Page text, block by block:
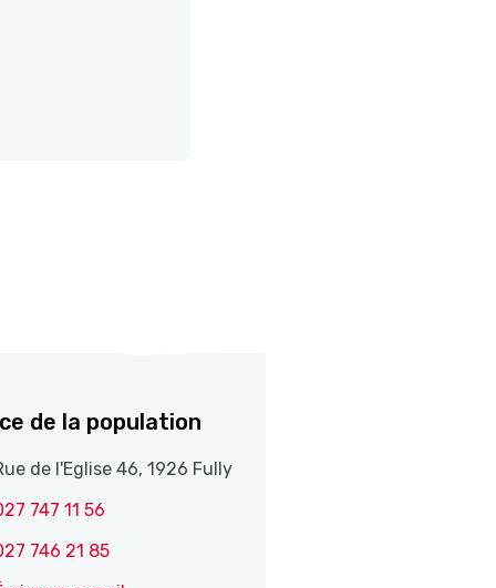
de la population
de l'Eglise 46, 1926 Fully
747 11 56
746 21 85